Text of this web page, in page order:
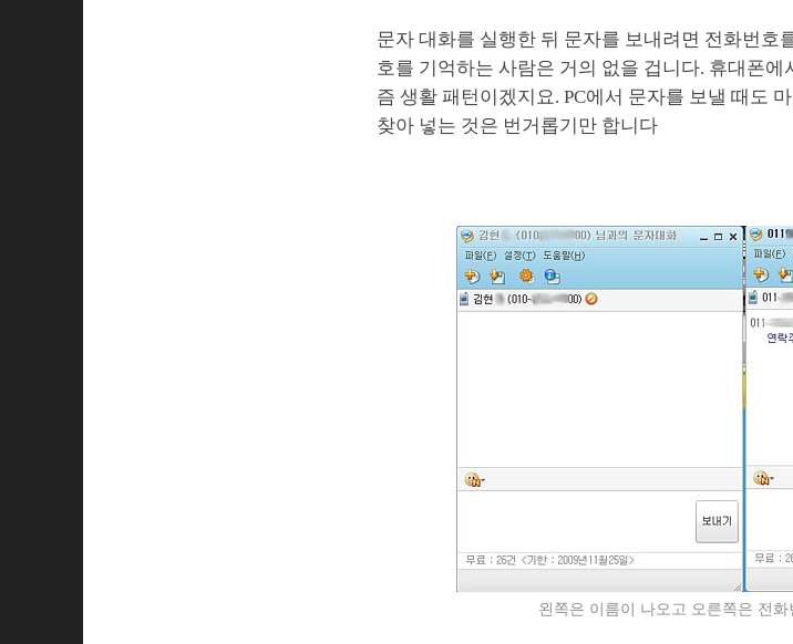
문자 대화를 실행한 뒤 문자를 보내려면 전화번호
호를 기억하는 사람은 거의 없을 겁니다. 휴대폰
즘 생활 패턴이겠지요. PC에서 문자를 보낼 때도
찾아 넣는 것은 번거롭기만 합니다
왼쪽은 이름이 나오고 오른쪽은 전